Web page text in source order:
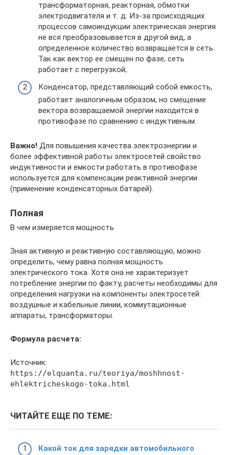
трансформаторная, реакторная, обмотки
электродвигателя и т. д. Из-за происходящих
процессов самоиндукции электрическая энергия
не вся преобразовывается в другой вид, а
определенное количество возвращается в сеть.
Так как вектор ее смещен по фазе, сеть
работает с перегрузкой;
Конденсатор, представляющий собой емкость,
работает аналогичным образом, но смещение
вектора возвращаемой энергии находится в
противофазе по сравнению с индуктивным.
Важно! Для повышения качества электроэнергии и
более эффективной работы электросетей свойство
индуктивности и емкости работать в противофазе
используется для компенсации реактивной энергии
(применение конденсаторных батарей).
Полная
В чем измеряется мощность
Зная активную и реактивную составляющую, можно
определить, чему равна полная мощность
электрического тока. Хотя она не характеризует
потребление энергии по факту, расчеты необходимы для
определения нагрузки на компоненты электросетей:
воздушные и кабельные линии, коммутационные
аппараты, трансформаторы.
Формула расчета:
Источник:
https://elquanta.ru/teoriya/moshhnost-
ehlektricheskogo-toka.html
ЧИТАЙТЕ ЕЩЕ ПО ТЕМЕ:
Какой ток для зарядки автомобильного